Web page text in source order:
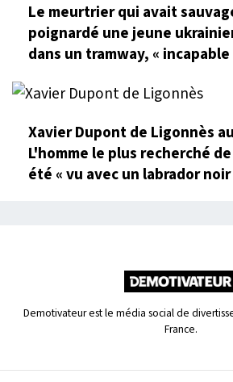
Le meurtrier qui avait
poignardé une jeune
dans un tramway, «
Xavier Dupont de Ligonnès
L'homme le plus recherché
été « vu avec un labrador noir
Demotivateur est le média social de
France.